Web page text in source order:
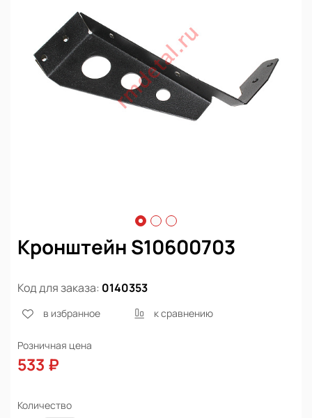
Кронштейн S10600703
Код для заказа: 0140353
в избранное к сравнению
Розничная цена
533 ₽
Количество